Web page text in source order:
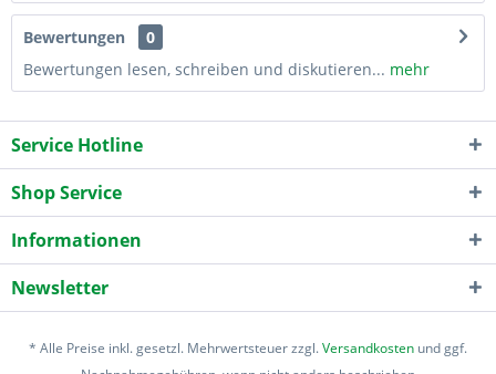
Bewertungen
0
Bewertungen lesen, schreiben und diskutieren... mehr
Service Hotline
Shop Service
Informationen
Newsletter
* Alle Preise inkl. gesetzl. Mehrwertsteuer zzgl.Versandkosten und ggf.